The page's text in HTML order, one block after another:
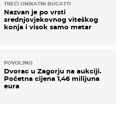
TREĆI UNIKATNI BUGATTI
Nazvan je po vrsti
srednjovjekovnog viteškog
konja i visok samo metar
POVOLJNO
Dvorac u Zagorju na aukciji.
Početna cijena 1,46 milijuna
eura